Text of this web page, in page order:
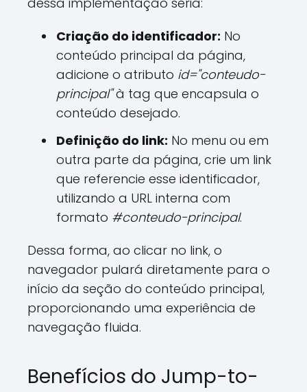
Criação do identificador: No
conteúdo principal da página,
adicione o atributo id="conteudo-
principal"à tag que encapsula o
conteúdo desejado.
Definição do link: No menu ou em
outra parte da página, crie um link
que referencie esse identificador,
utilizando a URL interna com
formato #conteudo-principal.
Dessa forma, ao clicar no link, o
navegador pulará diretamente para o
início da seção do conteúdo principal,
proporcionando uma experiência de
navegação fluida.
Benefícios do Jump-to-